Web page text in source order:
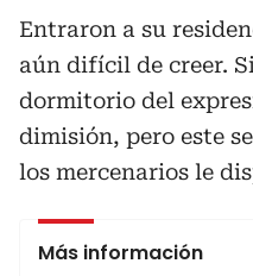
Entraron a su
aún difícil de creer.
dormitorio del
dimisión, pero este
los mercenarios le
Más información